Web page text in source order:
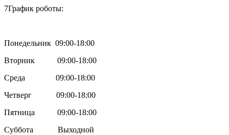
7График роботы:
Понедельник 09:00-18:00
Вторник 09:00-18:00
Среда 09:00-18:00
Четверг 09:00-18:00
Пятница 09:00-18:00
Суббота Выходной